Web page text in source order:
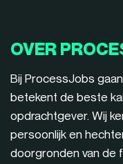
OVER
Bij ProcessJobs
betekent de beste
opdrachtgever. Wij
persoonlijk en
doorgronden van de